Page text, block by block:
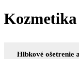
Kozmetika
Hlbkové ošetrenie